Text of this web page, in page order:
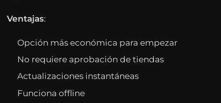
Ventajas:
Opción más económica para empezar
No requiere aprobación de tiendas
Actualizaciones instantáneas
Funciona offline